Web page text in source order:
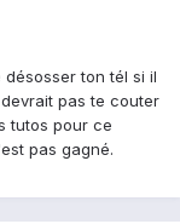
ton tél si il
pas te couter
tutos pour ce
pas gagné.